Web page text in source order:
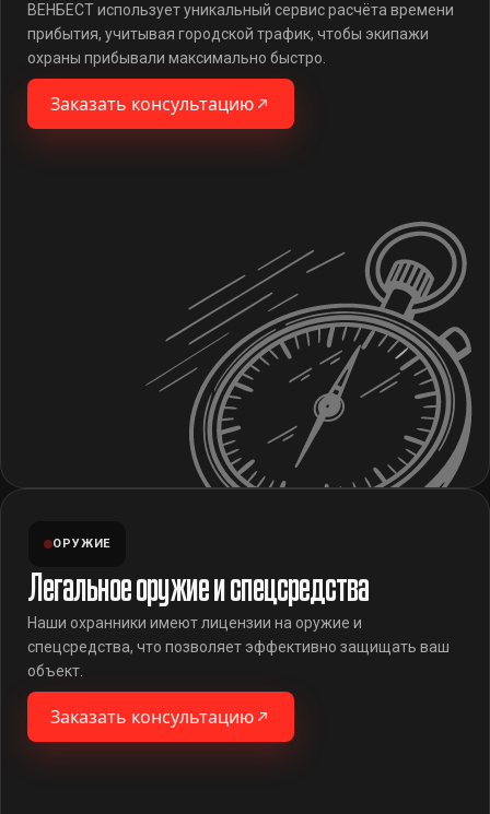
ВЕНБЕСТ использует уникальный сервис расчёта времени
прибытия, учитывая городской трафик, чтобы экипажи
охраны прибывали максимально быстро.
Заказать консультацию
ОРУЖИЕ
Легальное оружие и спецсредства
Наши охранники имеют лицензии на оружие и
спецсредства, что позволяет эффективно защищать ваш
объект.
Заказать консультацию